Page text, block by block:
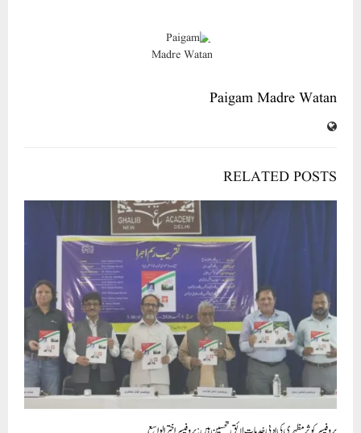
پروفیسرکوثرمظہری کی ادبی خدمات لائق تحسین ہیں:پروفیسر اخترالواسع